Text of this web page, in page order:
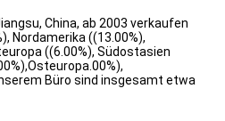
China, ab 2003 verkaufen
Nordamerika ((13.00%),
((6.00%), Südostasien
Büro sind insgesamt etwa